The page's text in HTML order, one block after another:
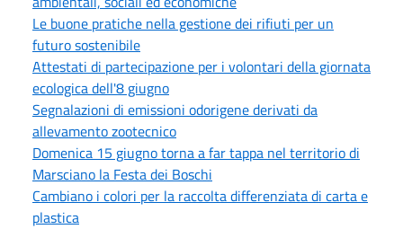
Le buone pratiche nella gestione dei rifiuti per un
futuro sostenibile
Attestati di partecipazione per i volontari della giornata
ecologica dell'8 giugno
Segnalazioni di emissioni odorigene derivati da
allevamento zootecnico
Domenica 15 giugno torna a far tappa nel territorio di
Marsciano la Festa dei Boschi
Cambiano i colori per la raccolta differenziata di carta e
plastica